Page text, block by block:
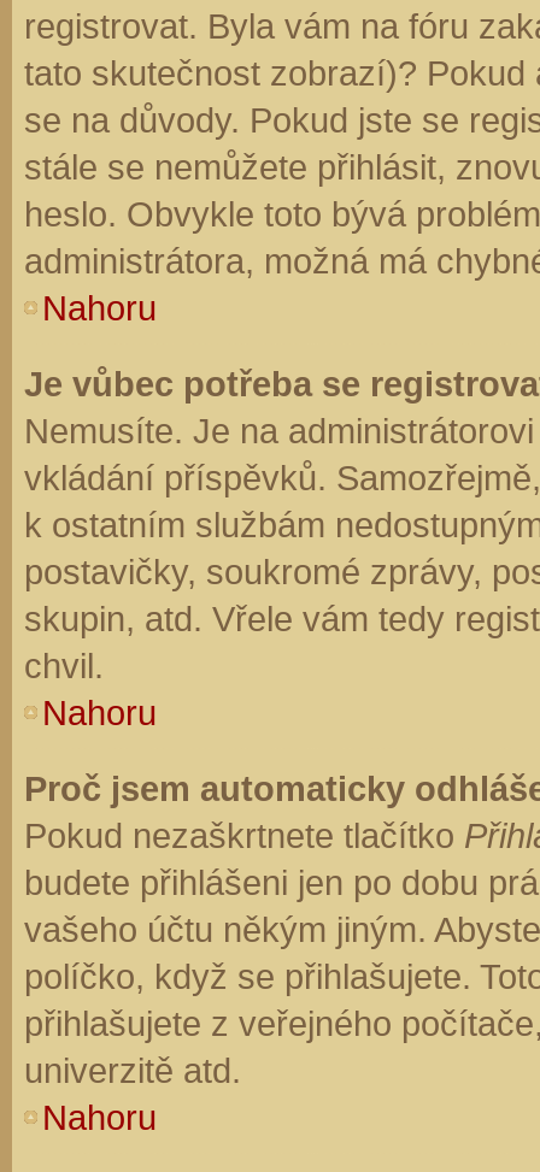
registrovat. Byla vám na fóru
tato skutečnost zobrazí)?
se na důvody. Pokud jste se
stále se nemůžete přihlásit,
heslo. Obvykle toto bývá
administrátora, možná má
Nahoru
Je vůbec potřeba se
Nemusíte. Je na
vkládání příspěvků.
k ostatním službám
postavičky, soukromé zprávy,
skupin, atd. Vřele vám tedy
chvil.
Nahoru
Proč jsem automaticky
Pokud nezaškrtnete tlačítko
budete přihlášeni jen po dobu
vašeho účtu někým jiným.
políčko, když se přihlašujete.
přihlašujete z veřejného
univerzitě atd.
Nahoru